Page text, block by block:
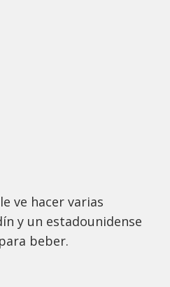
ve hacer varias
y un estadounidense
beber.